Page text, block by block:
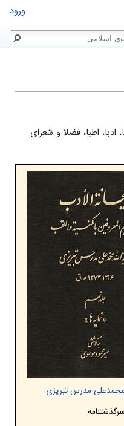
ادبا، اطبا، فضلا و شعرای
مدرس تبریزی
سرگذشتنامه
ورود